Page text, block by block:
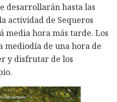
desarrollarán hasta las
actividad de Sequeros
media hora más tarde. Los
de una hora de
y disfrutar de los